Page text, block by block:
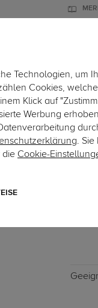
FAHRRADTRÄGER
Art.-Nr.
Technologien, um
Cookies,
Klick auf
Werbung
.
die Cookie-